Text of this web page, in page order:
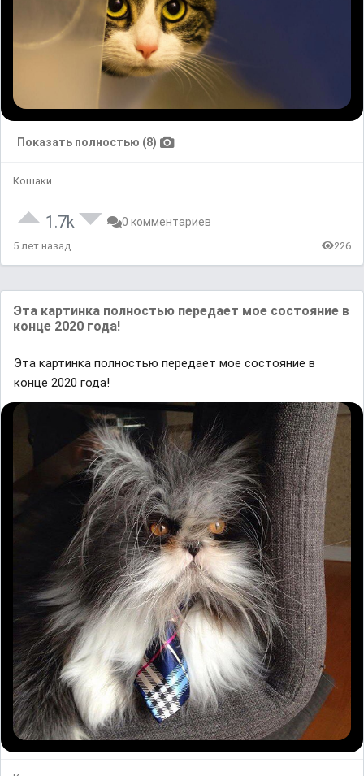
Показать полностью (8)
Кошаки
1.7k 0 комментариев
5 лет назад 226
Эта картинка полностью передает мое состояние в
конце 2020 года!
Эта картинка полностью передает мое состояние в
конце 2020 года!